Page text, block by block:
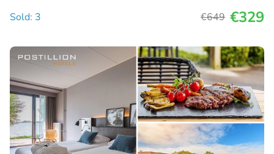
Sold: 3
€649 €329